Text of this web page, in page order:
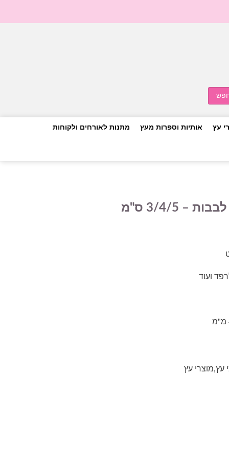
עץ אותיות וספרות מעץ מתנות לאורחים ולקוחות
– 3/4/5 ס"מ
ועוד
עץ,מוצרי עץ